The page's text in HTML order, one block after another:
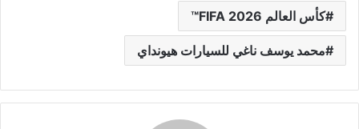
كأس العالم FIFA 2026™
محمد يوسف ناغي للسيارات هيونداي